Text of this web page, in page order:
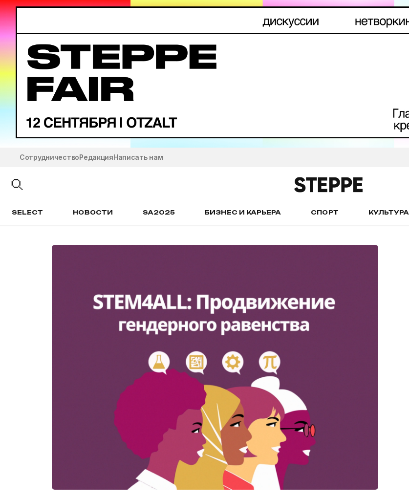
СотрудничествоРедакцияНаписать нам
SELECT НОВОСТИ SA2025 БИЗНЕС И КАРЬЕРА СПОРТ КУЛЬТУРА